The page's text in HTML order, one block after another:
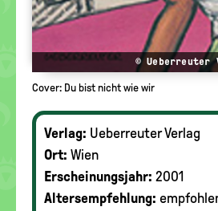
© Ueberreuter
Cover: Du bist nicht wie wir
Verlag: Ueberreuter Verlag
Ort: Wien
Erscheinungsjahr: 2001
Altersempfehlung: